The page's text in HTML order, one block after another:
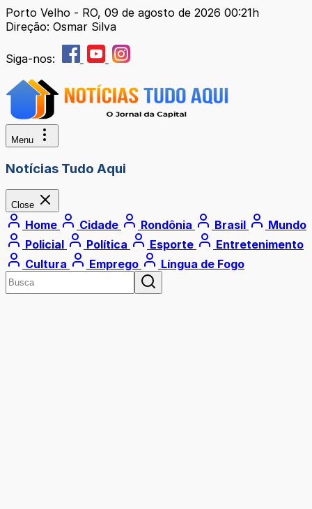
Porto Velho - RO, 09 de agosto de 2026 00:21h
Direção: Osmar Silva
Siga-nos:
Menu
Notícias Tudo Aqui
Close
Home Cidade Rondônia Brasil
Mundo
Policial
Política Esporte
Entretenimento
Cultura
Emprego Língua de Fogo